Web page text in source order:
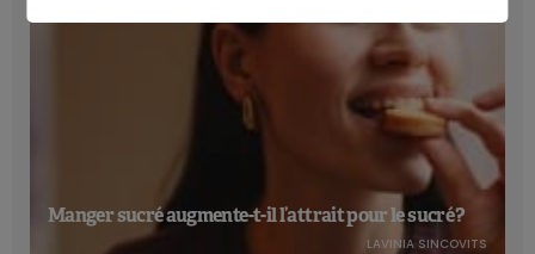
Manger sucré augmente-t-il l’attrait pour le sucré ?
LAVINIA SINCOVITS